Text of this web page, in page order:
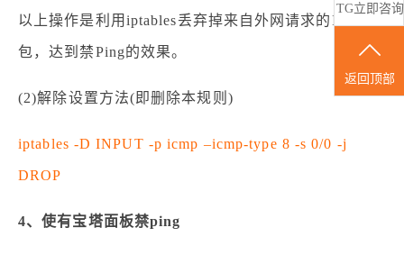
以上操作是利用iptables丢弃掉来自外网请求的ICMP
包，达到禁Ping的效果。
(2)解除设置方法(即删除本规则)
iptables -D INPUT -p icmp –icmp-type 8 -s 0/0 -j
DROP
4、使有宝塔面板禁ping
TG立即咨询
返回顶部